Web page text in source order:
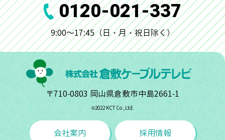
0120-021-337
9:00～17:45（日・月・祝日除く）
〒710-0803 岡山県倉敷市中島2661-1
©︎2022 KCT Co.,Ltd.
会社案内 採用情報